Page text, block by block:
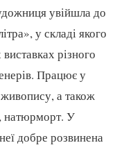
увійшла до
у складі якого
різного
Працює у
живопису, а також
натюрморт. У
добре розвинена